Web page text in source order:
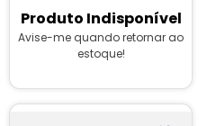
Produto Indisponível
Avise-me quando retornar ao
estoque!